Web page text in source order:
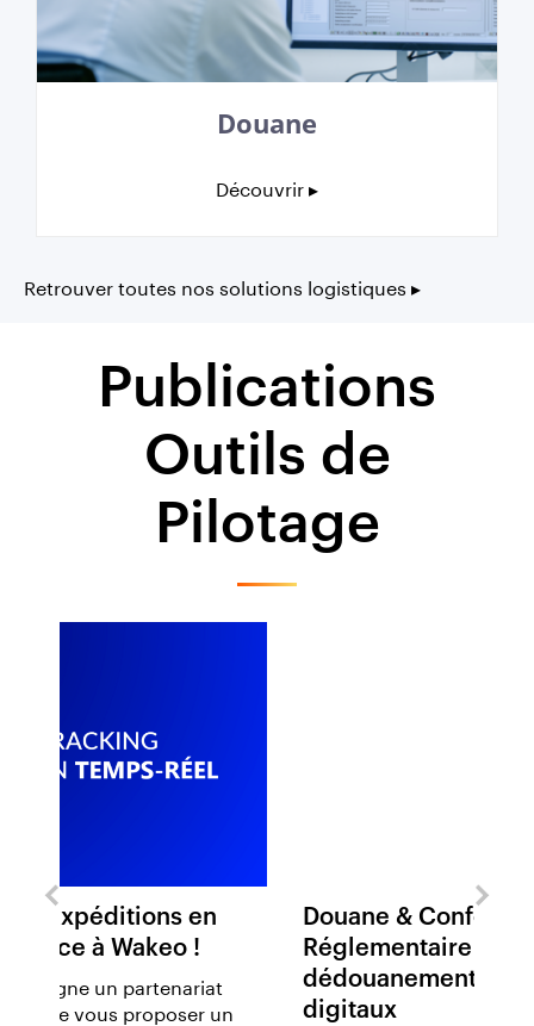
Douane
Découvrir ▸
Retrouver toutes nos solutions logistiques ▸
Publications
Outils de
Pilotage
Douane & Conformité
Réglementaire : facilitez vos
dédouanements avec nos outils
digitaux